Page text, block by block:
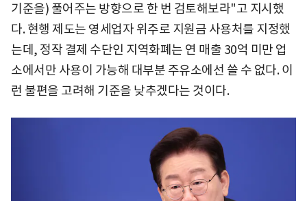
기준을) 풀어주는 방향으로 한 번 검토해보라"고 지시했
다. 현행 제도는 영세업자 위주로 지원금 사용처를 지정했
는데, 정작 결제 수단인 지역화폐는 연 매출 30억 미만 업
소에서만 사용이 가능해 대부분 주유소에선 쓸 수 없다. 이
런 불편을 고려해 기준을 낮추겠다는 것이다.